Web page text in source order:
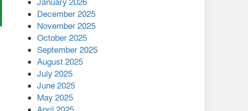
নির্বাচিত
মালয়েশিয়ার প্রধানমন্ত্রীকে চিঠি
দেয়ার পর ফোন তারেক
রহমানের,গ্যাস সঙ্কট
মোকাবিলায় সহায়তার আশ্বাস
January 2026
December 2025
November 2025
October 2025
September 2025
August 2025
July 2025
June 2025
May 2025